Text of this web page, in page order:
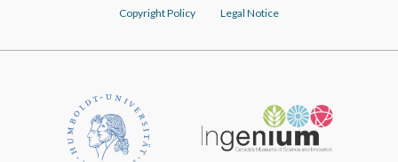
Copyright Policy Legal Notice